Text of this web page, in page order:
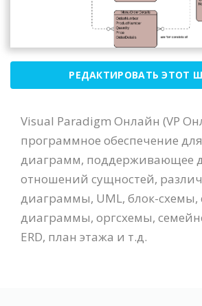
РЕДАКТИРОВАТЬ ЭТОТ
Visual Paradigm Онлайн (VP
программное обеспечение
диаграмм, поддерживающее
отношений сущностей,
диаграммы, UML, блок-схемы,
диаграммы, оргсхемы,
ERD, план этажа и т.д.